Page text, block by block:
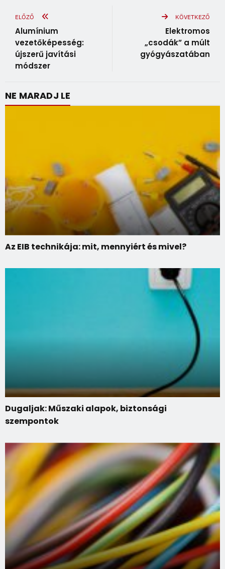
ELŐZŐ
Alumínium
vezetőképesség:
újszerű javítási
módszer
KÖVETKEZŐ
Elektromos
„csodák” a múlt
gyógyászatában
NE MARADJ LE
Az EIB technikája: mit, mennyiért és mivel?
Dugaljak: Műszaki alapok, biztonsági
szempontok